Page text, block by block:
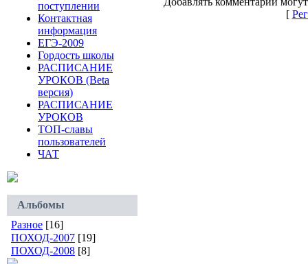
поступлении
Контактная
информация
ЕГЭ-2009
Гордость школы
РАСПИСАНИЕ
УРОКОВ (Beta
версия)
РАСПИСАНИЕ
УРОКОВ
ТОП-славы
пользователей
ЧАТ
Альбомы
Разное [16]
ПОХОД-2007 [19]
ПОХОД-2008 [8]
[